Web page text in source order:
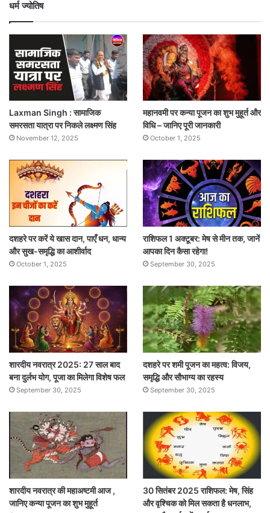
धर्म ज्योतिष
Laxman Singh : सामाजिक
समरसता यात्रा पर निकले लक्ष्मण सिंह
November 12, 2025
महानवमी पर कन्या पूजन का शुभ मुहूर्त और
विधि – जानिए पूरी जानकारी
October 1, 2025
दशहरे पर करें ये खास दान, पाएँ धन, धान्य
और सुख-समृद्धि का आशीर्वाद
October 1, 2025
राशिफल 1 अक्टूबर: मेष से मीन तक, जानें
आपका दिन कैसा रहेगा!
September 30, 2025
शारदीय नवरात्र 2025: 27 साल बाद
बना दुर्लभ योग, पूजा का मिलेगा विशेष फल
September 30, 2025
दशहरे पर शमी पूजन का महत्व: विजय,
समृद्धि और सौभाग्य का रहस्य
September 30, 2025
शारदीय नवरात्र की महाअष्टमी आज ,
जानिए कन्या पूजन का शुभ मुहूर्त
30 सितंबर 2025 राशिफल: मेष, सिंह
और वृश्चिक को मिल सकता है धनलाभ,